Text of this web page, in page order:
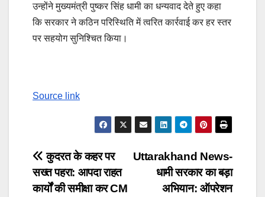
उन्होंने मुख्यमंत्री पुष्कर सिंह धामी का धन्यवाद देते हुए कहा
कि सरकार ने कठिन परिस्थिति में त्वरित कार्रवाई कर हर स्तर
पर सहयोग सुनिश्चित किया।
Source link
Post
navigation
Uttarakhand News-
धामी सरकार का बड़ा
अभियान: ऑपरेशन
कुदरत के कहर पर
सख्त पहरा: आपदा राहत
कार्यों की समीक्षा कर CM